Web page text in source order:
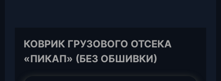
КОВРИК ГРУЗОВОГО ОТСЕКА
«ПИКАП» (БЕЗ ОБШИВКИ)